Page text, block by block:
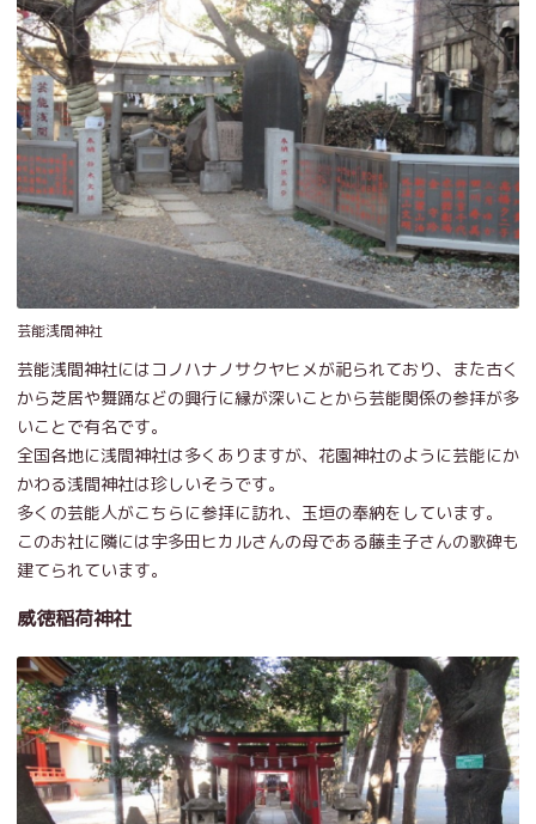
芸能浅間神社
芸能浅間神社にはコノハナノサクヤヒメが祀られており、また古く
から芝居や舞踊などの興行に縁が深いことから芸能関係の参拝が多
いことで有名です。
全国各地に浅間神社は多くありますが、花園神社のように芸能にか
かわる浅間神社は珍しいそうです。
多くの芸能人がこちらに参拝に訪れ、玉垣の奉納をしています。
このお社に隣には宇多田ヒカルさんの母である藤圭子さんの歌碑も
建てられています。
威徳稲荷神社